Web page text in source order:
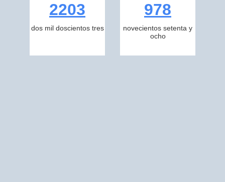
2203
dos mil doscientos tres
978
novecientos setenta y
ocho